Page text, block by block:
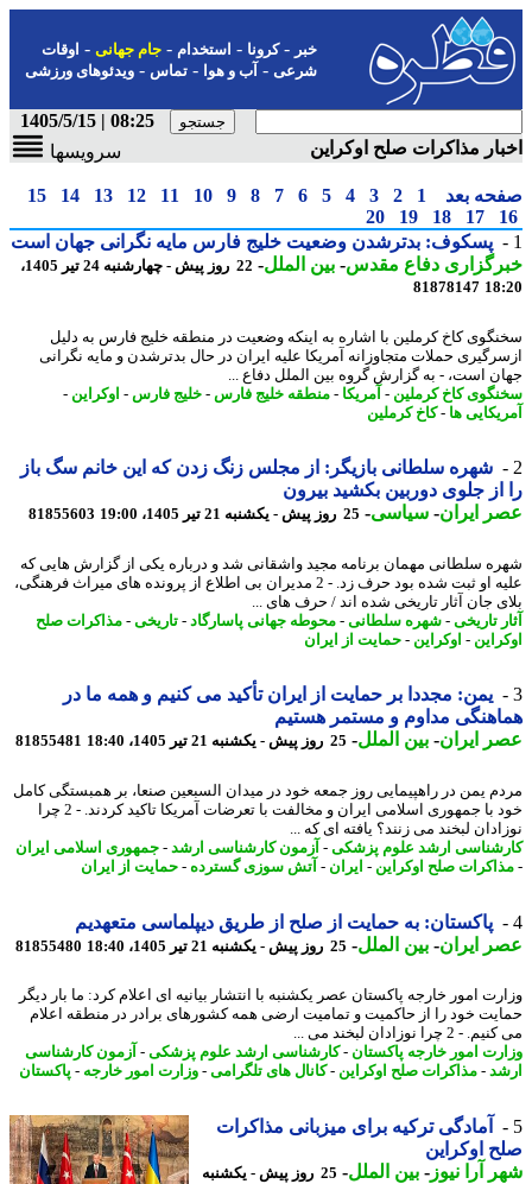
-کرونا-استخدام- جام جهانی-اوقات
شرعی-آب و هوا-تماس-ویدئوهای ورزشی
08:25 | 1405/5/15
مذاکرات صلح اوکراین
سرویسها
بعد 1
2
3
4
5
6
7
8
9
10
11
12
13
14
15
17
18
19
20
پسکوف: بدترشدن وضعیت خلیج فارس مایه نگرانی جهان است
دفاع مقدس-بین الملل-
22 روز پیش - چهارشنبه 24 تیر 1405،
81878147
کاخ کرملین با اشاره به اینکه وضعیت در منطقه خلیج فارس به دلیل
حملات متجاوزانه آمریکا علیه ایران در حال بدترشدن و مایه نگرانی
است، - به گزارش گروه بین الملل دفاع ...
کاخ کرملین-آمریکا- منطقه خلیج فارس-خلیج فارس-اوکراین-
ها- کاخ کرملین
شهره سلطانی بازیگر: از مجلس زنگ زدن که این خانم سگ باز
از جلوی دوربین بکشید بیرون
ایران- سیاسی-25 روز پیش - یکشنبه 21 تیر 1405، 19:00 81855603
سلطانی مهمان برنامه مجید واشقانی شد و درباره یکی از گزارش هایی که
علیه او ثبت شده بود حرف زد. - 2 مدیران بی اطلاع از پرونده های میراث فرهنگی،
جان آثار تاریخی شده اند / حرف های ...
تاریخی -شهره سلطانی-محوطه جهانی پاسارگاد-تاریخی -مذاکرات صلح
- اوکراین- حمایت از ایران
یمن: مجددا بر حمایت از ایران تأکید می کنیم و همه ما در
مداوم و مستمر هستیم
ایران- بین الملل-25 روز پیش - یکشنبه 21 تیر 1405، 18:40 81855481
یمن در راهپیمایی روز جمعه خود در میدان السبعین صنعا، بر همبستگی کامل
خود با جمهوری اسلامی ایران و مخالفت با تعرضات آمریکا تاکید کردند. - 2 چرا
لبخند می زنند؟ یافته ای که ...
ارشد علوم پزشکی-آزمون کارشناسی ارشد -جمهوری اسلامی ایران
صلح اوکراین- ایران - آتش سوزی گسترده- حمایت از ایران
پاکستان: به حمایت از صلح از طریق دیپلماسی متعهدیم
ایران- بین الملل-25 روز پیش - یکشنبه 21 تیر 1405، 18:40 81855480
امور خارجه پاکستان عصر یکشنبه با انتشار بیانیه ای اعلام کرد: ما بار دیگر
خود را از حاکمیت و تمامیت ارضی همه کشورهای برادر در منطقه اعلام
چرا نوزادان لبخند می ...
امور خارجه پاکستان-کارشناسی ارشد علوم پزشکی-آزمون کارشناسی
-مذاکرات صلح اوکراین- کانال های تلگرامی -وزارت امور خارجه-پاکستان
آمادگی ترکیه برای میزبانی مذاکرات
اوکراین
آرا نیوز-بین الملل-
25 روز پیش - یکشنبه